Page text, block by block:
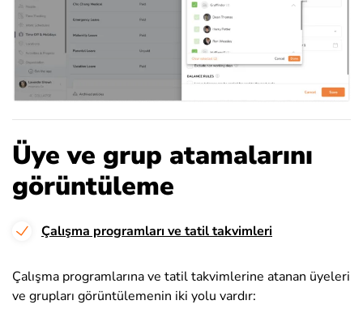
Üye ve grup atamalarını
görüntüleme
Çalışma programları ve tatil takvimleri
Çalışma programlarına ve tatil takvimlerine atanan üyeleri
ve grupları görüntülemenin iki yolu vardır: